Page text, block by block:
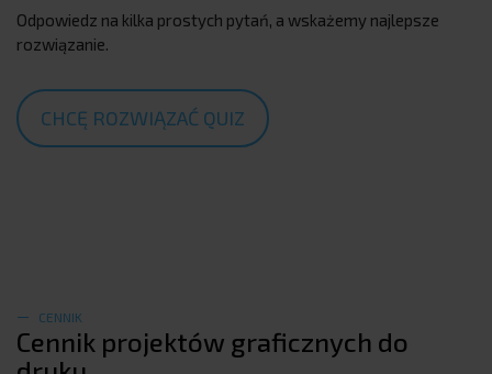
Odpowiedz na kilka prostych pytań, a wskażemy najlepsze
rozwiązanie.
CHCĘ ROZWIĄZAĆ QUIZ
CENNIK
Cennik projektów graficznych do